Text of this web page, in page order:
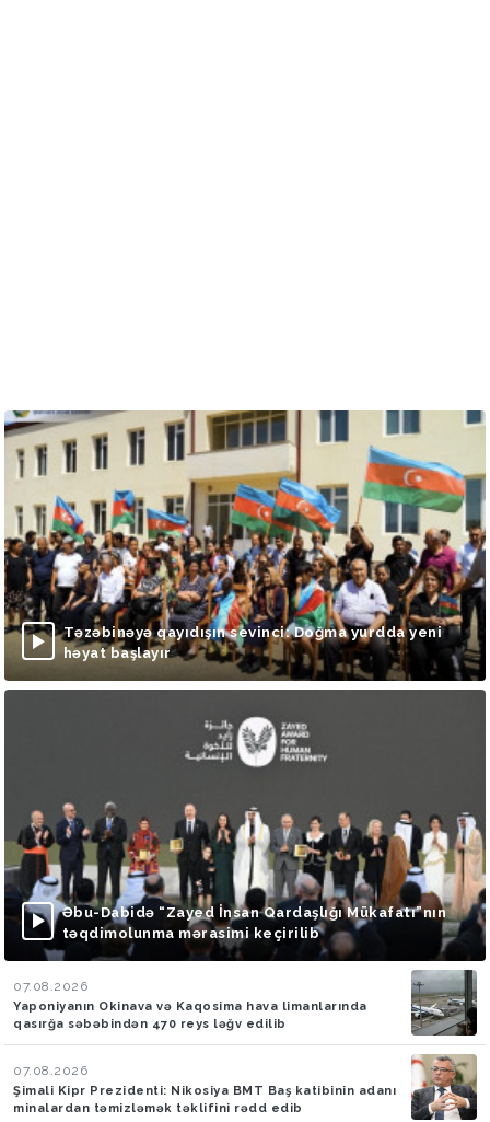
Təzəbinəyə qayıdışın sevinci: Doğma yurdda yeni
həyat başlayır
Əbu-Dabidə “Zayed İnsan Qardaşlığı Mükafatı”nın
təqdimolunma mərasimi keçirilib
07.08.2026
Yaponiyanın Okinava və Kaqosima hava limanlarında
qasırğa səbəbindən 470 reys ləğv edilib
07.08.2026
Şimali Kipr Prezidenti: Nikosiya BMT Baş katibinin adanı
minalardan təmizləmək təklifini rədd edib